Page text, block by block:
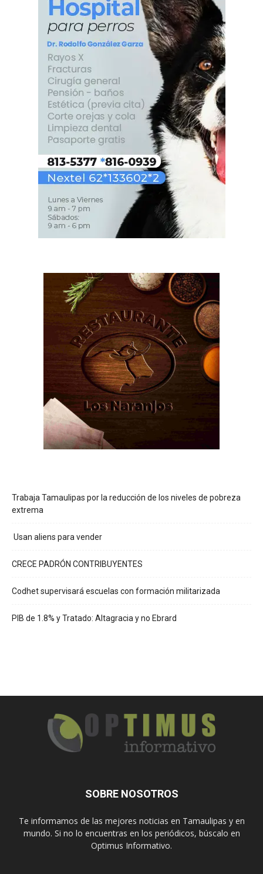
Trabaja Tamaulipas por la reducción de los niveles de pobreza
extrema
Usan aliens para vender
CRECE PADRÓN CONTRIBUYENTES
Codhet supervisará escuelas con formación militarizada
PIB de 1.8% y Tratado: Altagracia y no Ebrard
SOBRE NOSOTROS
Te informamos de las mejores noticias en Tamaulipas y en
mundo. Si no lo encuentras en los periódicos, búscalo en
Optimus Informativo.